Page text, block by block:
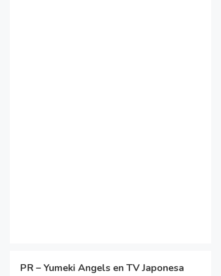
PR – Yumeki Angels en TV Japonesa